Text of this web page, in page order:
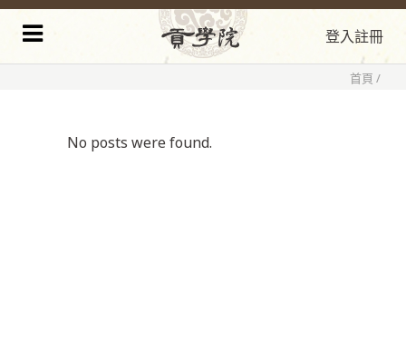
登入註冊
首頁 /
No posts were found.